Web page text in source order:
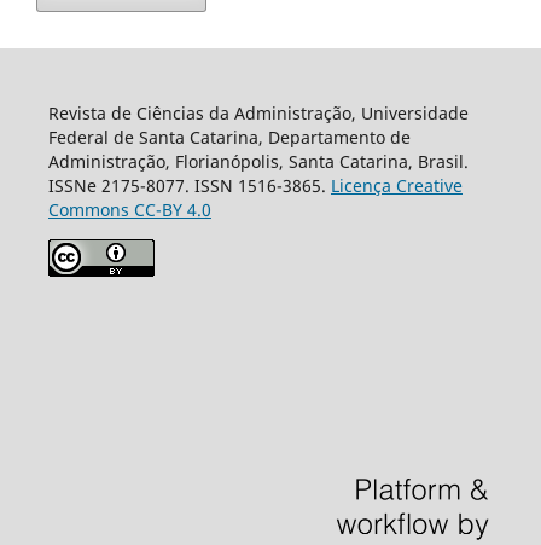
Revista de Ciências da Administração, Universidade
Federal de Santa Catarina, Departamento de
Administração, Florianópolis, Santa Catarina, Brasil.
ISSNe 2175-8077. ISSN 1516-3865. Licença Creative
Commons CC-BY 4.0